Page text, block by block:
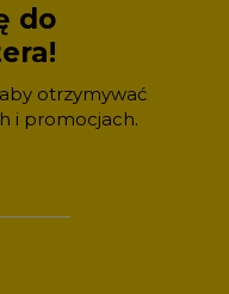
do
otrzymywać
i promocjach.